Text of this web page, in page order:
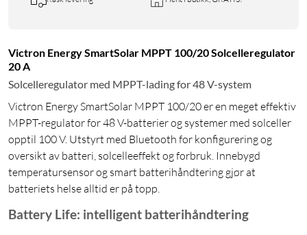
Victron Energy SmartSolar MPPT 100/20 Solcelleregulator
20 A
Solcelleregulator med MPPT-lading for 48 V-system
Victron Energy SmartSolar MPPT 100/20 er en meget effektiv
MPPT-regulator for 48 V-batterier og systemer med solceller
opptil 100 V. Utstyrt med Bluetooth for konfigurering og
oversikt av batteri, solcelleeffekt og forbruk. Innebygd
temperatursensor og smart batterihåndtering gjør at
batteriets helse alltid er på topp.
Battery Life: intelligent batterihåndtering